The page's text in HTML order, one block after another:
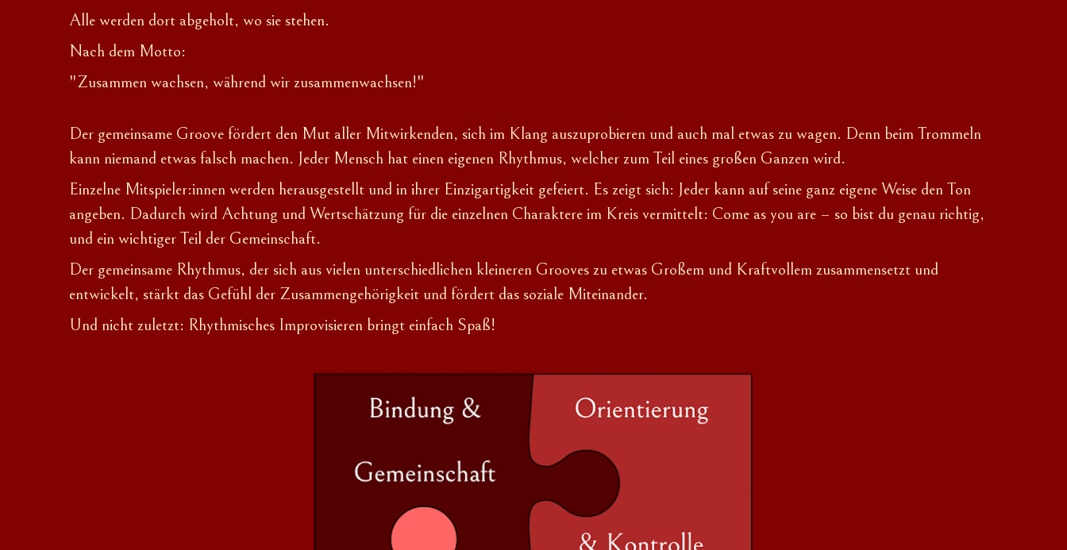
Alle werden dort abgeholt, wo sie stehen.
Nach dem Motto:
"Zusammen wachsen, während wir zusammenwachsen!"
Der gemeinsame Groove fördert den Mut aller Mitwirkenden, sich im Klang auszuprobieren und auch mal etwas zu wagen. Denn beim Trommeln
kann niemand etwas falsch machen. Jeder Mensch hat einen eigenen Rhythmus, welcher zum Teil eines großen Ganzen wird.
Einzelne Mitspieler:innen werden herausgestellt und in ihrer Einzigartigkeit gefeiert. Es zeigt sich: Jeder kann auf seine ganz eigene Weise den Ton
angeben. Dadurch wird Achtung und Wertschätzung für die einzelnen Charaktere im Kreis vermittelt: Come as you are – so bist du genau richtig,
und ein wichtiger Teil der Gemeinschaft.
Der gemeinsame Rhythmus, der sich aus vielen unterschiedlichen kleineren Grooves zu etwas Großem und Kraftvollem zusammensetzt und
entwickelt, stärkt das Gefühl der Zusammengehörigkeit und fördert das soziale Miteinander.
Und nicht zuletzt: Rhythmisches Improvisieren bringt einfach Spaß!